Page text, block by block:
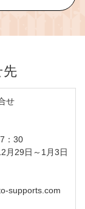
先
せ
：30
月29日～1月3日
supports.com